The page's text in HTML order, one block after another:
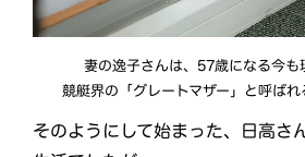
妻の逸子さんは、57歳になる今も
競艇界の「グレートマザー」と呼ばれ
そのようにして始まった、日高さ